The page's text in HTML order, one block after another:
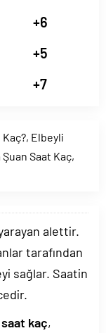
+6
+5
+7
, Elbeyli
Saat Kaç,
alettir.
tarafından
sağlar. Saatin
kaç,